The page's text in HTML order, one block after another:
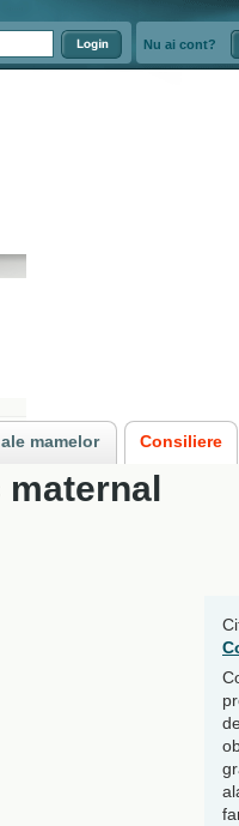
maternal
Nu ai cont?
mamelor Consiliere